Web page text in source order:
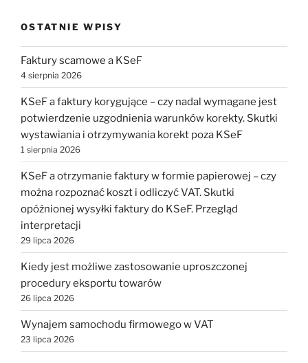
OSTATNIE WPISY
Faktury scamowe a KSeF
4 sierpnia 2026
KSeF a faktury korygujące – czy nadal wymagane jest
potwierdzenie uzgodnienia warunków korekty. Skutki
wystawiania i otrzymywania korekt poza KSeF
1 sierpnia 2026
KSeF a otrzymanie faktury w formie papierowej – czy
można rozpoznać koszt i odliczyć VAT. Skutki
opóźnionej wysyłki faktury do KSeF. Przegląd
interpretacji
29 lipca 2026
Kiedy jest możliwe zastosowanie uproszczonej
procedury eksportu towarów
26 lipca 2026
Wynajem samochodu firmowego w VAT
23 lipca 2026